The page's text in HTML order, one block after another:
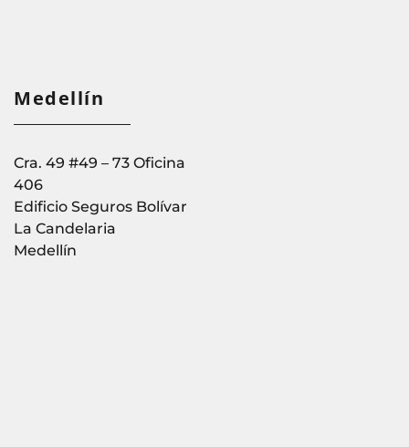
Medellín
Cra. 49 #49 – 73 Oficina
406
Edificio Seguros Bolívar
La Candelaria
Medellín